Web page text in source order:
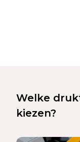
Welke
kiezen?